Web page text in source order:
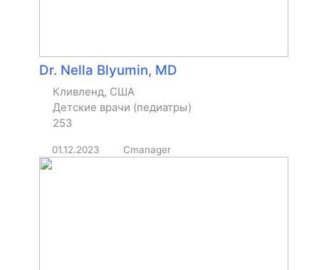
Dr. Nella Blyumin, MD
Кливленд, США
Детские врачи (педиатры)
253
01.12.2023 Cmanager